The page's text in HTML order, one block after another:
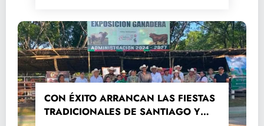
CON ÉXITO ARRANCAN LAS FIESTAS
TRADICIONALES DE SANTIAGO Y